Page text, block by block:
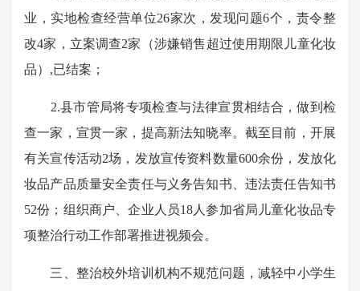
业，实地检查经营单位26家次，发现问题6个，责令整
改4家，立案调查2家（涉嫌销售超过使用期限儿童化妆
品）,已结案；
2.县市管局将专项检查与法律宣贯相结合，做到检
查一家，宣贯一家，提高新法知晓率。截至目前，开展
有关宣传活动2场，发放宣传资料数量600余份，发放化
妆品产品质量安全责任与义务告知书、违法责任告知书
52份；组织商户、企业人员18人参加省局儿童化妆品专
项整治行动工作部署推进视频会。
三、整治校外培训机构不规范问题，减轻中小学生